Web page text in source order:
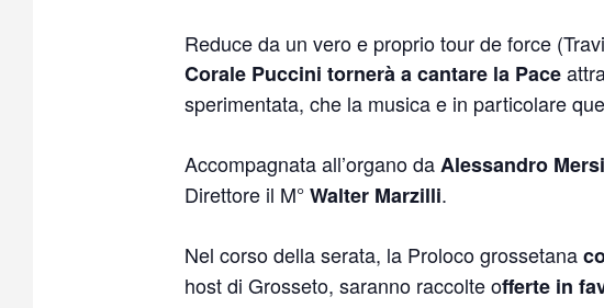
Reduce da un vero e proprio tour de force
Corale Puccini tornerà a cantare la Pace
sperimentata, che la musica e in particolare
Accompagnata all’organo daAlessandro Mersi
Direttore il M°Walter Marzilli.
Nel corso della serata, la Proloco grossetana
host di Grosseto, saranno raccolte offerte in